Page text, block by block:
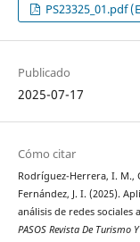
PS23325_01.pdf
Publicado
2025-07-17
Cómo citar
Rodríguez-Herrera, I. M.,
Fernández, J. I. (2025).
análisis de redes sociales
PASOS Revista De Turismo